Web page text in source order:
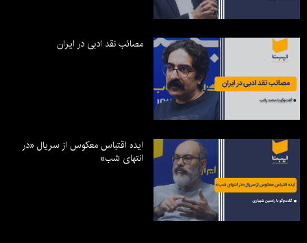
مصائب نقد ادبی در ایران
ایده اقتباس معکوس از سریال «در
انتهای شب»